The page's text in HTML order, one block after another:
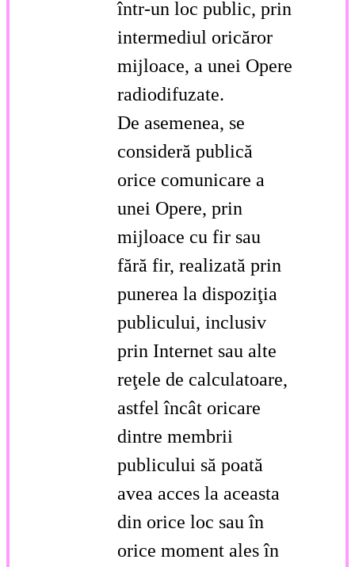
într-un loc public, prin
intermediul oricăror
mijloace, a unei Opere
radiodifuzate.
De asemenea, se
consideră publică
orice comunicare a
unei Opere, prin
mijloace cu fir sau
fără fir, realizată prin
punerea la dispoziţia
publicului, inclusiv
prin Internet sau alte
reţele de calculatoare,
astfel încât oricare
dintre membrii
publicului să poată
avea acces la aceasta
din orice loc sau în
orice moment ales în